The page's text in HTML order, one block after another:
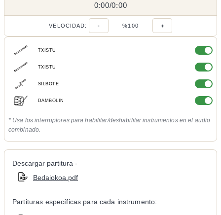
0:00/
0:00/0:00
VELOCIDAD: - %100 +
TXISTU
TXISTU
SILBOTE
DAMBOLIN
* Usa los interruptores para habilitar/deshabilitar instrumentos en el audio
combinado.
Descargar partitura -
Bedaiokoa.pdf
Partituras específicas para cada instrumento: